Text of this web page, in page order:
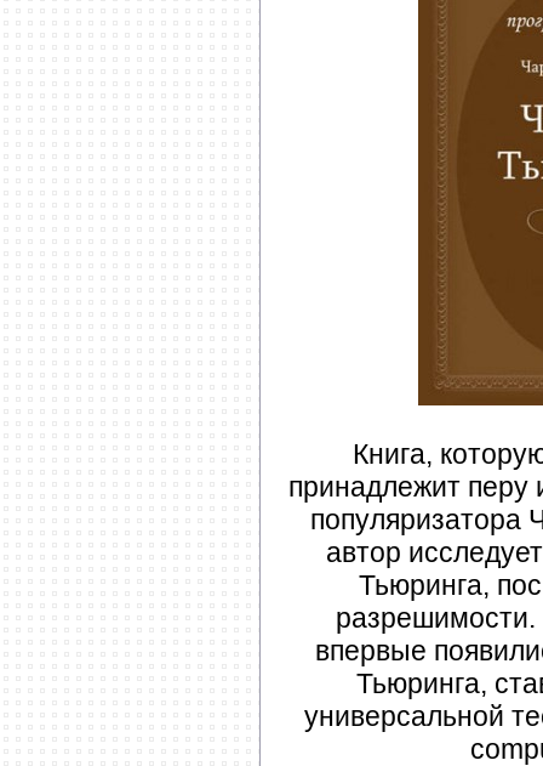
Книга,
принадлежит перу
популяризатора
автор
Тьюринга,
впервые
Тьюринга,
универсальной